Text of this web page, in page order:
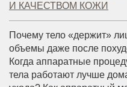
И КАЧЕСТВОМ КОЖИ
Почему тело «держит»
объемы даже после
Когда аппаратные
тела работают лучше